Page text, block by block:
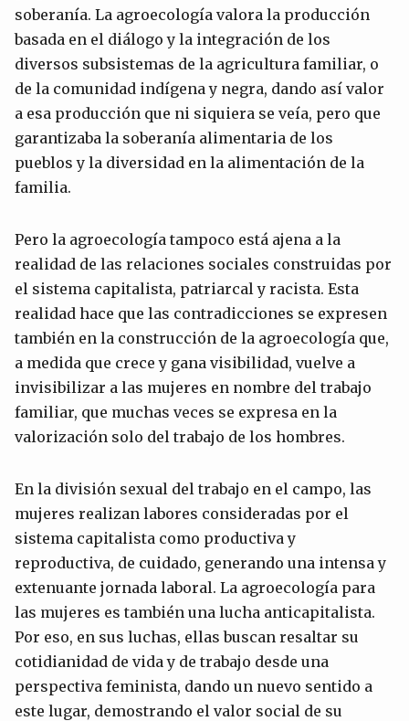
soberanía. La agroecología valora la producción
basada en el diálogo y la integración de los
diversos subsistemas de la agricultura familiar, o
de la comunidad indígena y negra, dando así valor
a esa producción que ni siquiera se veía, pero que
garantizaba la soberanía alimentaria de los
pueblos y la diversidad en la alimentación de la
familia.
Pero la agroecología tampoco está ajena a la
realidad de las relaciones sociales construidas por
el sistema capitalista, patriarcal y racista. Esta
realidad hace que las contradicciones se expresen
también en la construcción de la agroecología que,
a medida que crece y gana visibilidad, vuelve a
invisibilizar a las mujeres en nombre del trabajo
familiar, que muchas veces se expresa en la
valorización solo del trabajo de los hombres.
En la división sexual del trabajo en el campo, las
mujeres realizan labores consideradas por el
sistema capitalista como productiva y
reproductiva, de cuidado, generando una intensa y
extenuante jornada laboral. La agroecología para
las mujeres es también una lucha anticapitalista.
Por eso, en sus luchas, ellas buscan resaltar su
cotidianidad de vida y de trabajo desde una
perspectiva feminista, dando un nuevo sentido a
este lugar, demostrando el valor social de su